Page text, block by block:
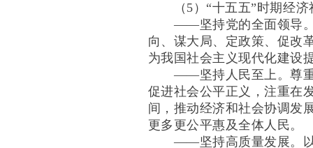
（5）“十五五”时期经济
——坚持党的全面领导。
向、谋大局、定政策、促改
为我国社会主义现代化建设
——坚持人民至上。尊重
促进社会公平正义，注重在
间，推动经济和社会协调发
更多更公平惠及全体人民。
——坚持高质量发展。以